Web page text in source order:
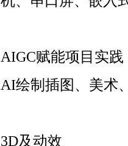
AIGC赋能项目实践
AI绘制插图、美术
3D及动效